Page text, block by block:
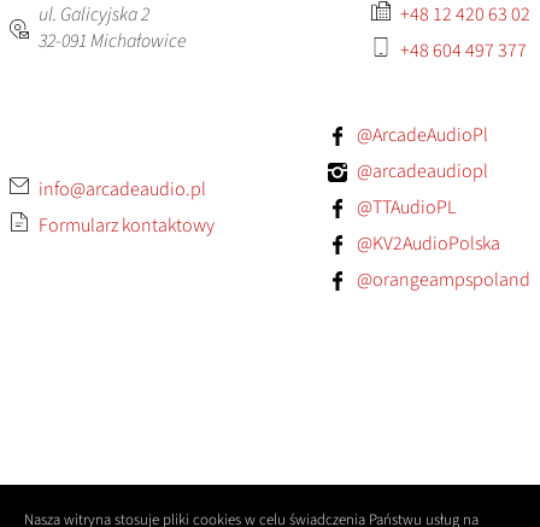
ul. Galicyjska 2
32-091Michałowice
+48 12 420 63 02
+48 604 497 377
info@arcadeaudio.pl
Formularz kontaktowy
@ArcadeAudioPl
@arcadeaudiopl
@TTAudioPL
@KV2AudioPolska
@orangeampspoland
Nasza witryna stosuje pliki cookies w celu świadczenia Państwu usług na